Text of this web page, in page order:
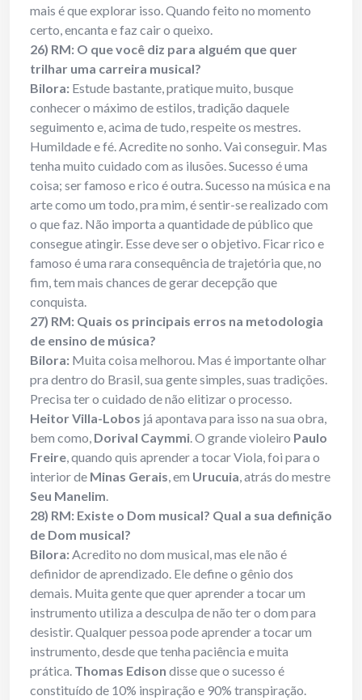
mais é que explorar isso. Quando feito no momento
certo, encanta e faz cair o queixo.
26) RM: O que você diz para alguém que quer
trilhar uma carreira musical?
Bilora: Estude bastante, pratique muito, busque
conhecer o máximo de estilos, tradição daquele
seguimento e, acima de tudo, respeite os mestres.
Humildade e fé. Acredite no sonho. Vai conseguir. Mas
tenha muito cuidado com as ilusões. Sucesso é uma
coisa; ser famoso e rico é outra. Sucesso na música e na
arte como um todo, pra mim, é sentir-se realizado com
o que faz. Não importa a quantidade de público que
consegue atingir. Esse deve ser o objetivo. Ficar rico e
famoso é uma rara consequência de trajetória que, no
fim, tem mais chances de gerar decepção que
conquista.
27) RM: Quais os principais erros na metodologia
de ensino de música?
Bilora: Muita coisa melhorou. Mas é importante olhar
pra dentro do Brasil, sua gente simples, suas tradições.
Precisa ter o cuidado de não elitizar o processo.
Heitor Villa-Lobos já apontava para isso na sua obra,
bem como, Dorival Caymmi. O grande violeiro Paulo
Freire, quando quis aprender a tocar Viola, foi para o
interior de Minas Gerais, em Urucuia, atrás do mestre
Seu Manelim.
28) RM: Existe o Dom musical? Qual a sua definição
de Dom musical?
Bilora:Acredito no dom musical, mas ele não é
definidor de aprendizado. Ele define o gênio dos
demais. Muita gente que quer aprender a tocar um
instrumento utiliza a desculpa de não ter o dom para
desistir. Qualquer pessoa pode aprender a tocar um
instrumento, desde que tenha paciência e muita
prática. Thomas Edison disse que o sucesso é
constituído de 10% inspiração e 90% transpiração.